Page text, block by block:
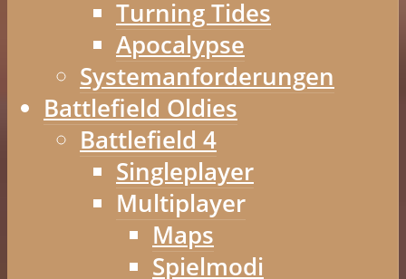
Turning Tides
Apocalypse
Systemanforderungen
Battlefield Oldies
Battlefield 4
Singleplayer
Multiplayer
Maps
Spielmodi